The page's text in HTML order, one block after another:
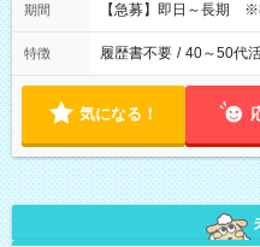
期間 【急募】即日～長期
特徴 履歴書不要 / 40～50代
気になる！